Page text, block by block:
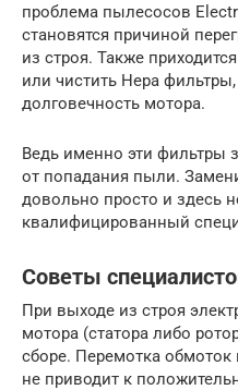
проблема пылесосов
становятся причиной
из строя. Также
или чистить Hepa
долговечность мотора.
Ведь именно эти
от попадания пыли.
довольно просто и здесь
квалифицированный
Советы
При выходе из строя
мотора (статора либо
сборе. Перемотка
не приводит к